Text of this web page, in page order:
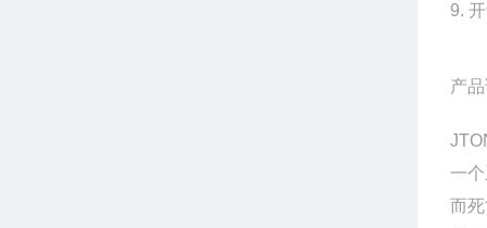
9.
产
一
而